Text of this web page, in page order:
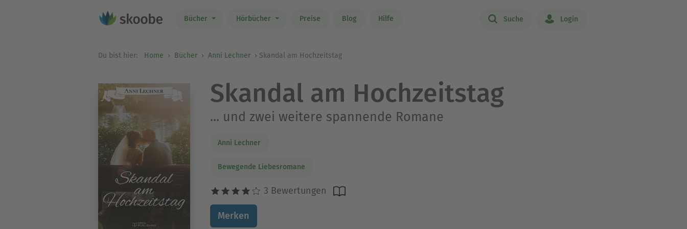
Bücher Hörbücher Preise Blog Hilfe Suche Login
Du bist hier: Home Bücher Anni Lechner Skandal am Hochzeitstag
Skandal am Hochzeitstag
... und zwei weitere spannende Romane
Anni Lechner
Bewegende Liebesromane
3 Bewertungen
Merken